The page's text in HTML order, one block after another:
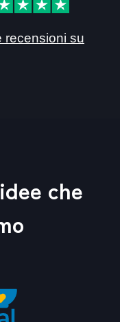
recensioni su
che